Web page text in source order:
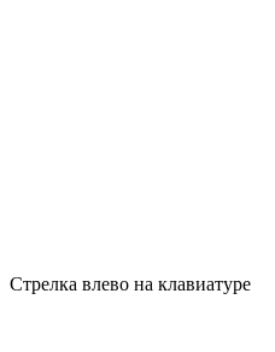
Стрелка влево на клавиатуре